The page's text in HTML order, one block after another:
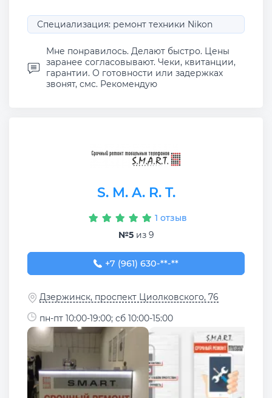
Специализация: ремонт техники Nikon
Мне понравилось. Делают быстро. Цены
заранее согласовывают. Чеки, квитанции,
гарантии. О готовности или задержках
звонят, смс. Рекомендую
S. M. A. R. T.
1 отзыв
№5из 9
+7 (961) 630-96-61
+7 (961) 630-**-**
Дзержинск, проспект Циолковского, 76
пн-пт 10:00-19:00; сб 10:00-15:00